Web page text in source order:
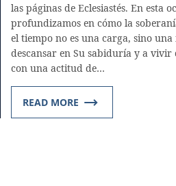
las páginas de Eclesiastés. En esta
profundizamos en cómo la
el tiempo no es una carga, sino
descansar en Su sabiduría y a vivir
con una actitud de…
READ MORE